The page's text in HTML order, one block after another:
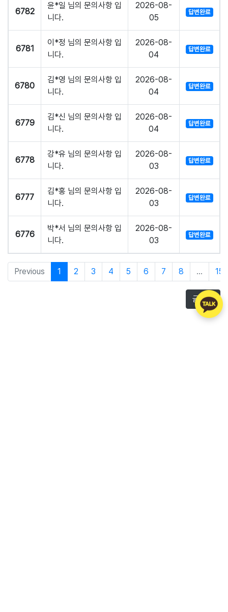
6782
윤*일 님의 문의사항 입
니다.
2026-08-
05
답변완료
6781
이*정 님의 문의사항 입
니다.
2026-08-
04
답변완료
6780
김*영 님의 문의사항 입
니다.
2026-08-
04
답변완료
6779
김*신 님의 문의사항 입
니다.
2026-08-
04
답변완료
6778
강*유 님의 문의사항 입
니다.
2026-08-
03
답변완료
6777
김*홍 님의 문의사항 입
니다.
2026-08-
03
답변완료
6776
박*서 님의 문의사항 입
니다.
2026-08-
03
답변완료
Previous 1 2 3 4 5 6 7 8 ... 150
글쓰기